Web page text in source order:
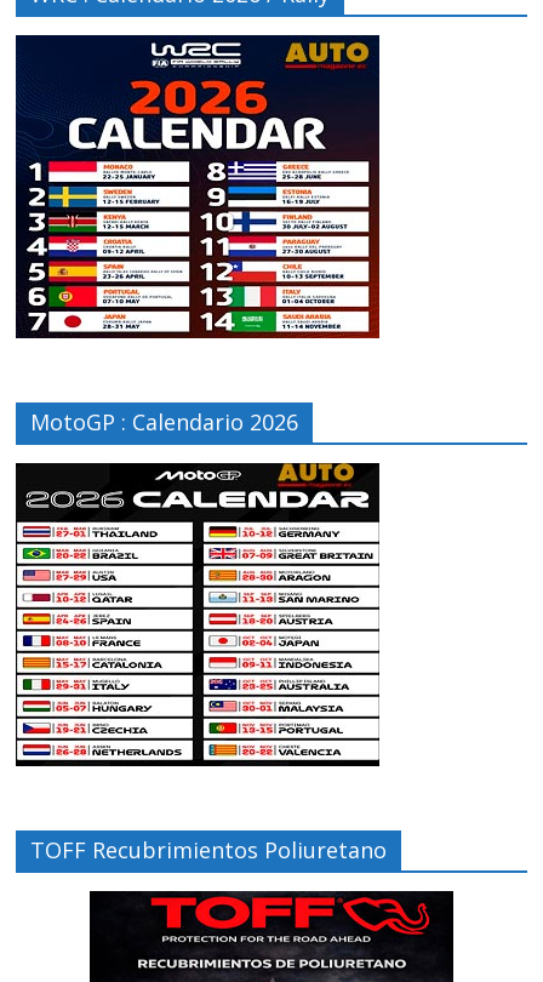
MotoGP : Calendario 2026
TOFF Recubrimientos Poliuretano